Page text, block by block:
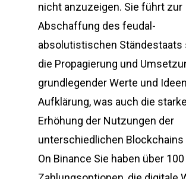
nicht anzuzeigen. Sie führt zur
Abschaffung des feudal-
absolutistischen Ständestaats
die Propagierung und
grundlegender Werte und
Aufklärung, was auch die starke
Erhöhung der Nutzungen der
unterschiedlichen
On Binance Sie haben über 100